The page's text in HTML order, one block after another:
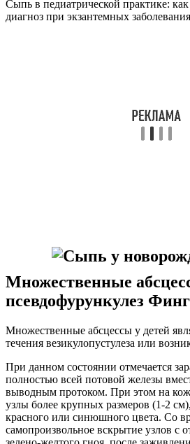
Сыпь в педиатрической практике:
диагноз при экзантемных
Множественные
псевдофурункулез
Множественные абсцессы у детей
течения везикулопустулеза или
При данном состоянии отмечается
полностью всей потовой железы
выводным протоком. При этом на
узлы более крупных размеров (1-2
красного или синюшного цвета. Со
самопроизвольное вскрытие узлов с